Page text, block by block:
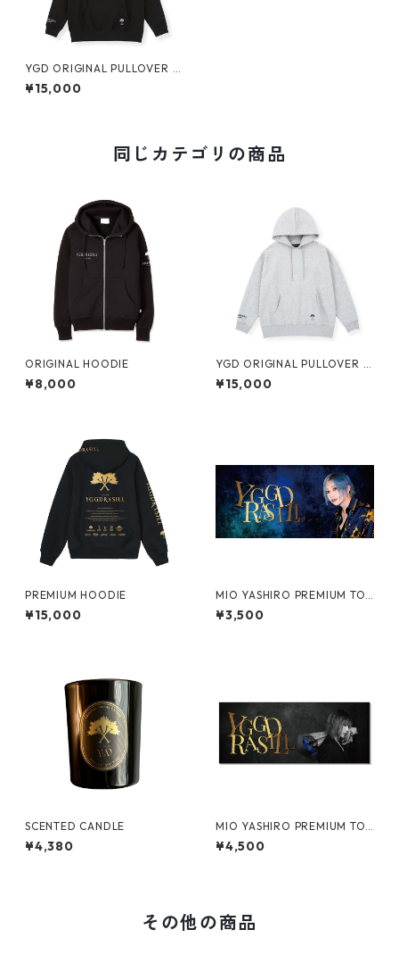
YGD ORIGINAL PULLOVER H
OODIE【BLACK】
¥15,000
同じカテゴリの商品
ORIGINAL HOODIE
¥8,000
YGD ORIGINAL PULLOVER H
OODIE【GREY】
¥15,000
PREMIUM HOODIE
¥15,000
MIO YASHIRO PREMIUM TO
WEL2
¥3,500
SCENTED CANDLE
¥4,380
MIO YASHIRO PREMIUM TO
WEL
¥4,500
その他の商品